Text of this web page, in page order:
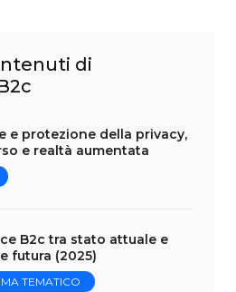
di
e protezione della privacy,
e realtà aumentata
B2c tra stato attuale e
futura (2025)
TEMATICO